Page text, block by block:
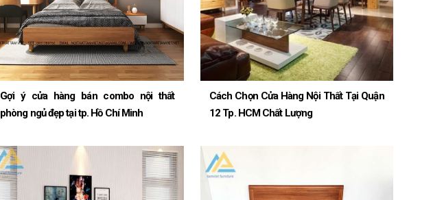
Gợi ý cửa hàng bán combo nội thất
phòng ngủ đẹp tại tp. Hồ Chí Minh
Cách Chọn Cửa Hàng Nội Thất Tại Quận
12 Tp. HCM Chất Lượng